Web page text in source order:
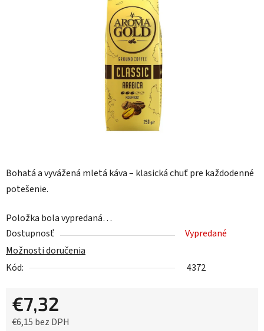
Bohatá a vyvážená mletá káva – klasická chuť pre každodenné
potešenie.
Položka bola vypredaná…
Dostupnosť
Vypredané
Možnosti doručenia
Kód:
4372
€7,32
€6,15 bez DPH